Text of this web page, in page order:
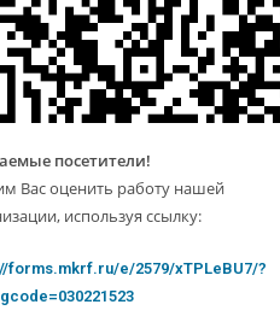
посетители!
Вас оценить работу нашей
используя ссылку:
forms.mkrf.ru/e/2579/xTPLeBU7/?